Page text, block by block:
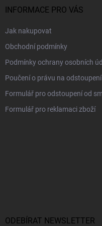
INFORMACE PRO VÁS
Jak nakupovat
Obchodní podmínky
Podmínky ochrany osobních
Poučení o právu na
Formulář pro odstoupení od
Formulář pro reklamaci zboží
ODEBÍRAT NEWSLETTER